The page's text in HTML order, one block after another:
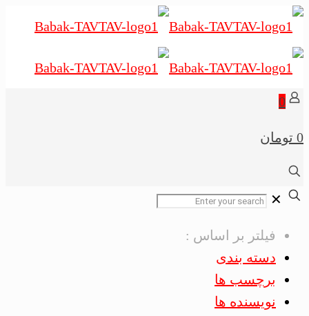
0
0 تومان
✕
فیلتر بر اساس :
دسته بندی
برچسب ها
نویسنده ها